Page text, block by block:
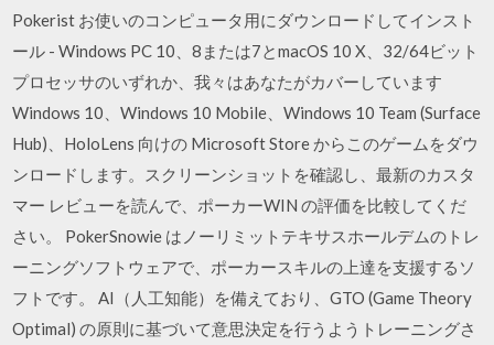
Pokerist お使いのコンピュータ用にダウンロードしてインスト
ール - Windows PC 10、8または7とmacOS 10 X、32/64ビット
プロセッサのいずれか、我々はあなたがカバーしています
Windows 10、Windows 10 Mobile、Windows 10 Team (Surface
Hub)、HoloLens 向けの Microsoft Store からこのゲームをダウ
ンロードします。スクリーンショットを確認し、最新のカスタ
マー レビューを読んで、ポーカーWIN の評価を比較してくだ
さい。 PokerSnowie はノーリミットテキサスホールデムのトレ
ーニングソフトウェアで、ポーカースキルの上達を支援するソ
フトです。 AI（人工知能）を備えており、GTO (Game Theory
Optimal) の原則に基づいて意思決定を行うようトレーニングさ